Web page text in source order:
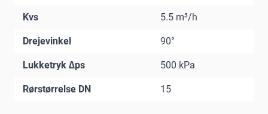
Kvs 5.5 m³/h
Drejevinkel 90°
Lukketryk ∆ps 500 kPa
Rørstørrelse DN 15